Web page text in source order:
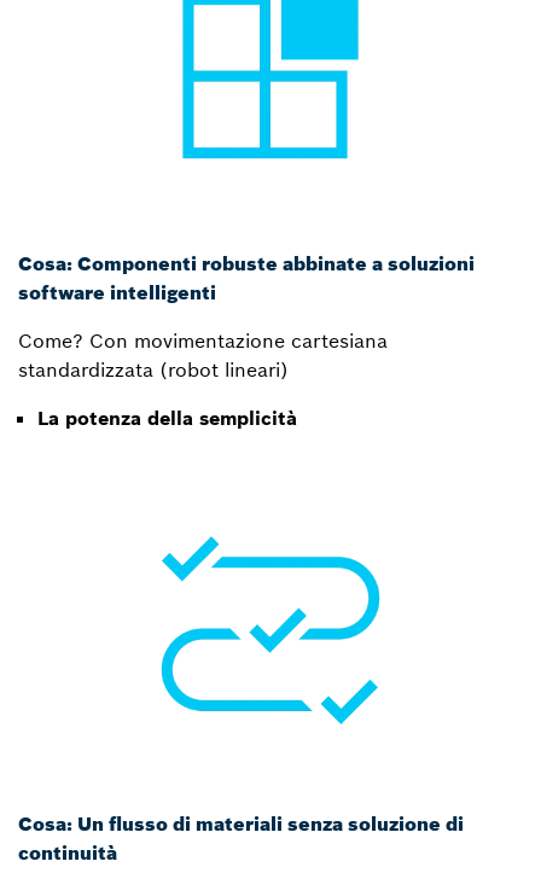
Cosa: Componenti robuste abbinate a soluzioni
software intelligenti
Come? Con movimentazione cartesiana
standardizzata (robot lineari)
La potenza della semplicità
Cosa: Un flusso di materiali senza soluzione di
continuità